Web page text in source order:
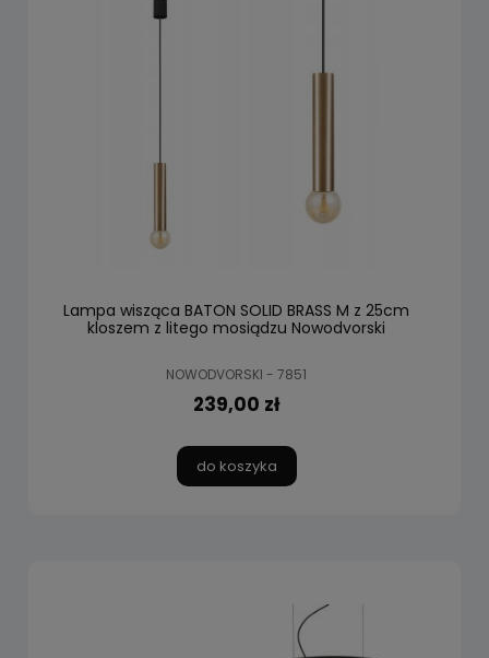
Lampa wisząca BATON SOLID BRASS M z 25cm
kloszem z litego mosiądzu Nowodvorski
NOWODVORSKI - 7851
239,00 zł
do koszyka